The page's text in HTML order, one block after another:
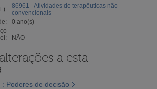
86961 - Atividades de terapêuticas não
convencionais
0 ano(s)
NÃO
a esta
: Poderes de decisão